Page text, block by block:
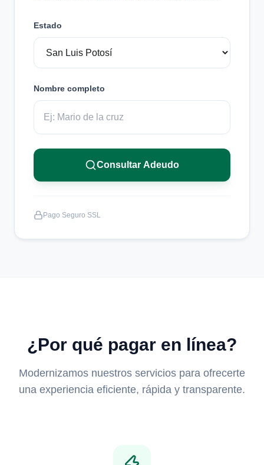
Estado
Nombre completo
Consultar Adeudo
Pago Seguro SSL
¿Por qué pagar en línea?
Modernizamos nuestros servicios para ofrecerte
una experiencia eficiente, rápida y transparente.